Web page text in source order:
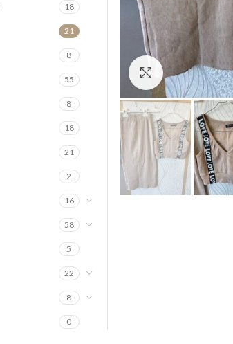
Suurenda
18
21
8
55
8
18
21
2
16
58
5
22
8
0